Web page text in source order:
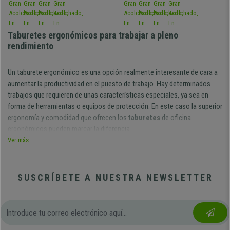
Taburetes ergonómicos para trabajar a pleno
rendimiento
Un taburete ergonómico es una opción realmente interesante de cara a
aumentar la productividad en el puesto de trabajo. Hay determinados
trabajos que requieren de unas características especiales, ya sea en
forma de herramientas o equipos de protección. En este caso la superior
ergonomía y comodidad que ofrecen los taburetes de oficina
asiento entorno a los 50 o 55 cm máximo. Un taburete de trabajo puede
libertad de movimientos del tren superior, además de lograr un campo de
Ver más
SUSCRÍBETE A NUESTRA NEWSLETTER